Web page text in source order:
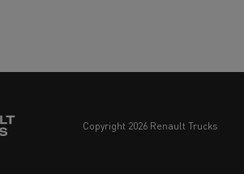
copyright 2026 Renault Trucks